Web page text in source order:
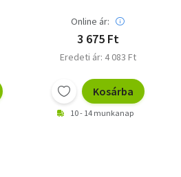
Online ár:
3 675 Ft
Eredeti ár: 4 083 Ft
Kosárba
10 - 14 munkanap